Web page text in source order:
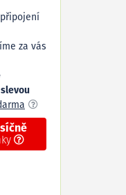
za vás
slevou